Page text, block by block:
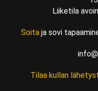
Liiketila
Soita ja sovi
Tilaa kullan